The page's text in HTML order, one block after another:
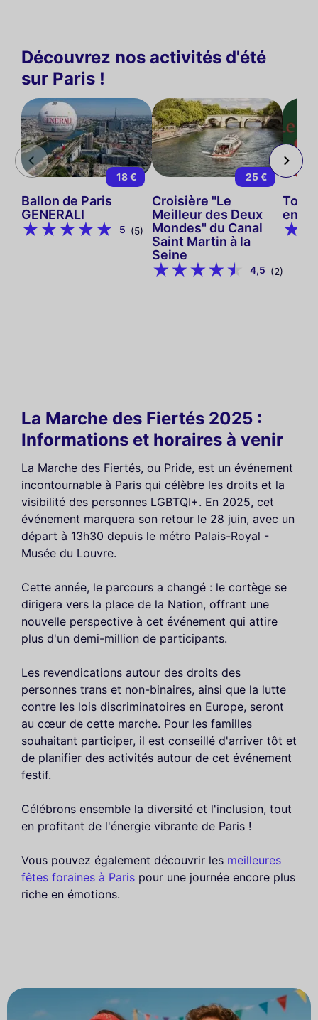
Découvrez nos activités d'été
sur Paris !
18 €
Ballon de Paris
GENERALI
5 (5)
25 €
Croisière "Le
Meilleur des Deux
Mondes" du Canal
Saint Martin à la
Seine
4,5 (2)
Tour
en
La Marche des Fiertés 2025 :
Informations et horaires à venir
La Marche des Fiertés, ou Pride, est un événement
incontournable à Paris qui célèbre les droits et la
visibilité des personnes LGBTQI+. En 2025, cet
événement marquera son retour le 28 juin, avec un
départ à 13h30 depuis le métro Palais-Royal -
Musée du Louvre.
Cette année, le parcours a changé : le cortège se
dirigera vers la place de la Nation, offrant une
nouvelle perspective à cet événement qui attire
plus d'un demi-million de participants.
Les revendications autour des droits des
personnes trans et non-binaires, ainsi que la lutte
contre les lois discriminatoires en Europe, seront
au cœur de cette marche. Pour les familles
souhaitant participer, il est conseillé d'arriver tôt et
de planifier des activités autour de cet événement
festif.
Célébrons ensemble la diversité et l'inclusion, tout
en profitant de l'énergie vibrante de Paris !
Vous pouvez également découvrir les meilleures
fêtes foraines à Paris pour une journée encore plus
riche en émotions.